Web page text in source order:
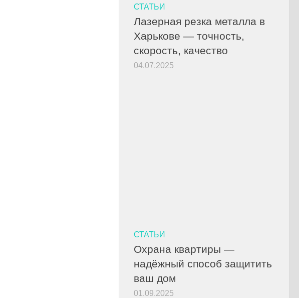
СТАТЬИ
Лазерная резка металла в
Харькове — точность,
скорость, качество
04.07.2025
СТАТЬИ
Охрана квартиры —
надёжный способ защитить
ваш дом
01.09.2025